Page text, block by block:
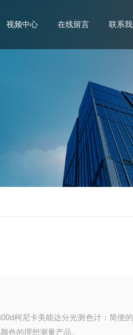
视频中心 在线留言 联系
柯尼卡美能达分光测色计：简便
色的理想测量产品。